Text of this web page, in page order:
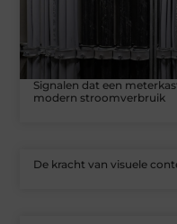
Signalen dat een
modern stroomverbruik
De kracht van visuele